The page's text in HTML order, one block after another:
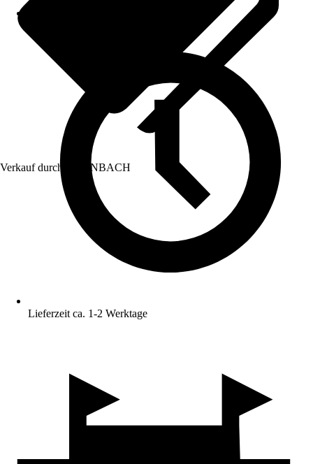
Verkauf durch: HORNBACH
Lieferzeit ca. 1-2 Werktage